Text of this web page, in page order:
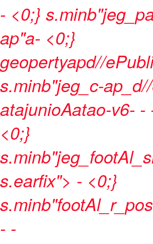
- <0;}
ap"a- <0;}
geopertyapd//
s.minb"jeg_c-
atajunioAatao-v6- -
<0;}
s.earfix"> - <0;}
- -